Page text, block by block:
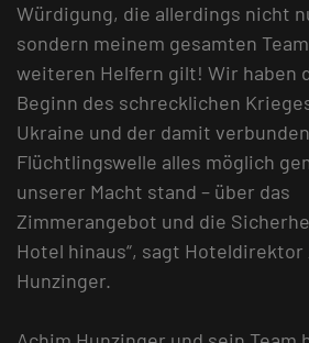
Würdigung, die allerdings nicht
sondern meinem gesamten
weiteren Helfern gilt! Wir haben
Beginn des schrecklichen
Ukraine und der damit
Flüchtlingswelle alles möglich
unserer Macht stand – über das
Zimmerangebot und die
Hotel hinaus“, sagt Hoteldirektor
Hunzinger.